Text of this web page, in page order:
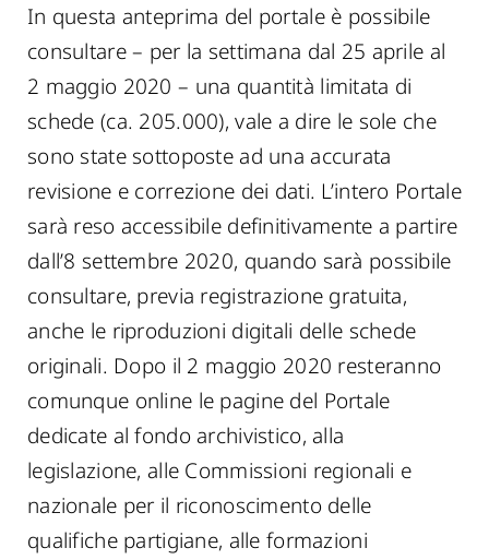
In questa anteprima del portale è possibile
consultare – per la settimana dal 25 aprile al
2 maggio 2020 – una quantità limitata di
schede (ca. 205.000), vale a dire le sole che
sono state sottoposte ad una accurata
revisione e correzione dei dati. L’intero Portale
sarà reso accessibile definitivamente a partire
dall’8 settembre 2020, quando sarà possibile
consultare, previa registrazione gratuita,
anche le riproduzioni digitali delle schede
originali. Dopo il 2 maggio 2020 resteranno
comunque online le pagine del Portale
dedicate al fondo archivistico, alla
legislazione, alle Commissioni regionali e
nazionale per il riconoscimento delle
qualifiche partigiane, alle formazioni